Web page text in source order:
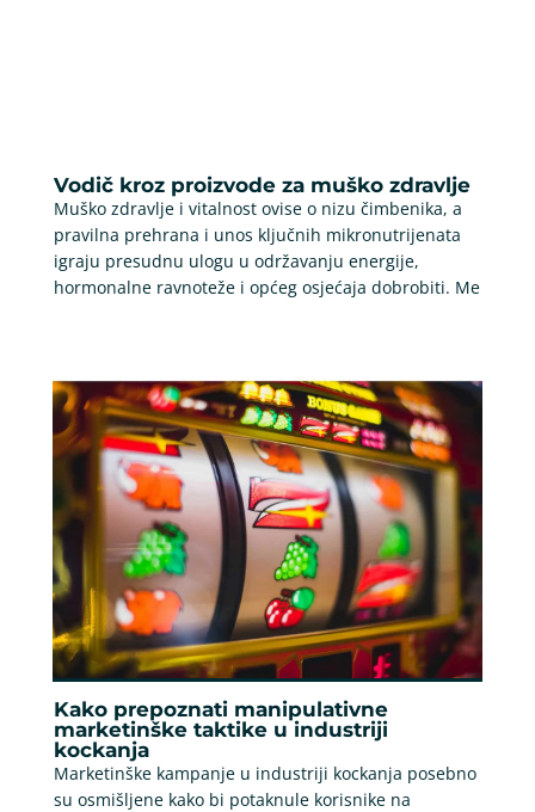
Vodič kroz proizvode za muško zdravlje
Muško zdravlje i vitalnost ovise o nizu čimbenika, a
pravilna prehrana i unos ključnih mikronutrijenata
igraju presudnu ulogu u održavanju energije,
hormonalne ravnoteže i općeg osjećaja dobrobiti. Me
Kako prepoznati manipulativne
marketinške taktike u industriji
kockanja
Marketinške kampanje u industriji kockanja posebno
su osmišljene kako bi potaknule korisnike na